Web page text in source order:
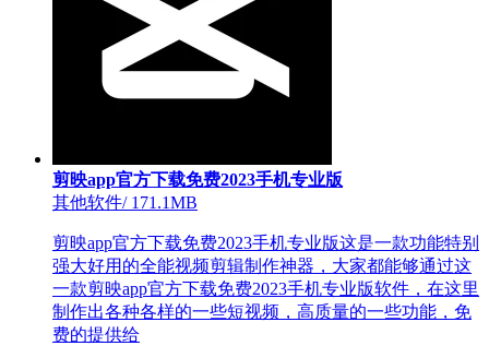
剪映app官方下载免费2023手机专业版
其他软件/171.1MB
剪映app官方下载免费2023手机专业版这是一款功能特别
强大好用的全能视频剪辑制作神器，大家都能够通过这
一款剪映app官方下载免费2023手机专业版软件，在这里
制作出各种各样的一些短视频，高质量的一些功能，免
费的提供给